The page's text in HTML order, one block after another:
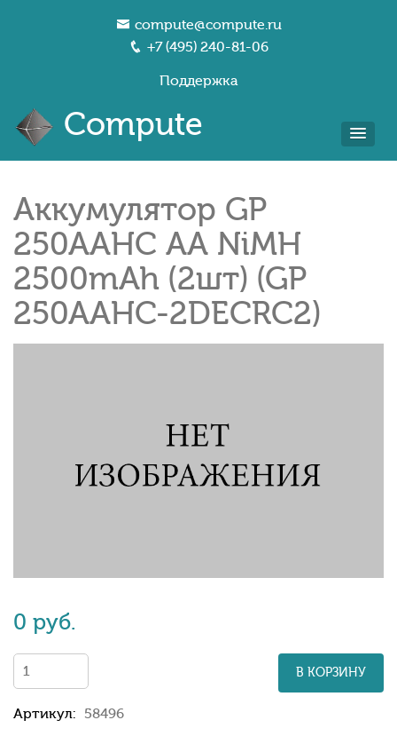
compute@compute.ru
+7 (495) 240-81-06
Поддержка
Compute
Аккумулятор GP
250AAHC AA NiMH
2500mAh (2шт) (GP
250AAHC-2DECRC2)
0 руб.
В КОРЗИНУ
Артикул: 58496